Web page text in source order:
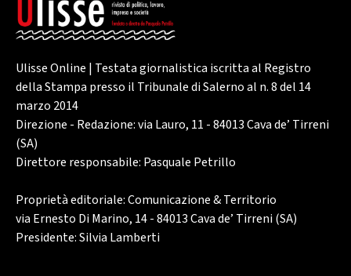
Ulisse Online | Testata giornalistica iscritta al Registro
della Stampa presso il Tribunale di Salerno al n. 8 del 14
marzo 2014
Direzione - Redazione: via Lauro, 11 - 84013 Cava de’ Tirreni
(SA)
Direttore responsabile: Pasquale Petrillo
Proprietà editoriale: Comunicazione & Territorio
via Ernesto Di Marino, 14 - 84013 Cava de’ Tirreni (SA)
Presidente: Silvia Lamberti